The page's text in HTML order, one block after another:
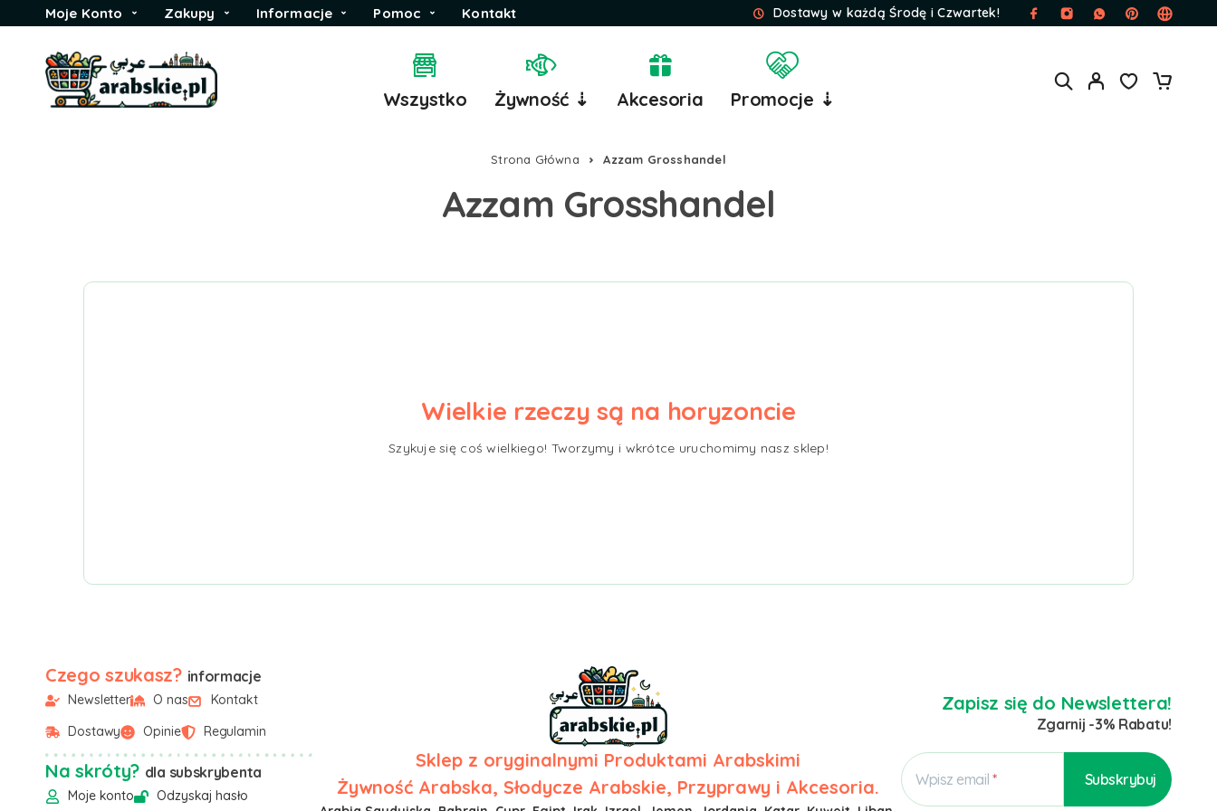
Moje Konto Zakupy Informacje Pomoc Kontakt Dostawy w każdą Środę i Czwartek!
Wszystko Żywność ⇣ Akcesoria Promocje ⇣
Strona Główna Azzam Grosshandel
Azzam Grosshandel
Wielkie rzeczy są na horyzoncie
Szykuje się coś wielkiego! Tworzymy i wkrótce uruchomimy nasz sklep!
Czego szukasz? informacje
Newsletter O nas
Kontakt
Dostawy
Opinie Regulamin
Na skróty? dla subskrybenta
Moje konto
Odzyskaj hasło
Sklep z oryginalnymi Produktami Arabskimi
Żywność Arabska, Słodycze Arabskie, Przyprawy i Akcesoria.
Zapisz się do Newslettera!
Zgarnij -3% Rabatu!
Wpisz email